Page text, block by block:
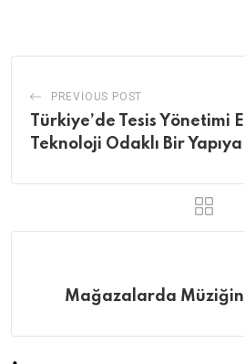
PREVIOUS POST
Türkiye’de Tesis Yönetimi
Teknoloji Odaklı Bir
Mağazalarda Müziğin